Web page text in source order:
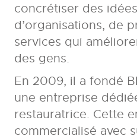
concrétiser des
d’organisations, de
services qui
des gens.
En 2009, il a fondé
une entreprise
restauratrice. Cette
commercialisé avec